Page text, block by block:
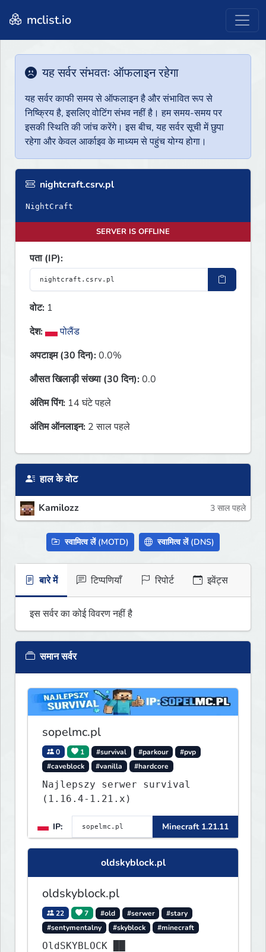
mclist.io
यह सर्वर संभवतः ऑफलाइन रहेगा
यह सर्वर काफी समय से ऑफलाइन है और संभावित रूप से
निष्क्रिय है, इसलिए वोटिंग संभव नहीं है। हम समय-समय पर
इसकी स्थिति की जांच करेंगे। इस बीच, यह सर्वर सूची में छुपा
रहेगा और केवल आर्काइव के माध्यम से पहुंच योग्य होगा।
nightcraft.csrv.pl
NightCraft
SERVER IS OFFLINE
पता (IP):
वोट: 1
देश:
पोलैंड
अपटाइम (30 दिन):0.0%
औसत खिलाड़ी संख्या (30 दिन):0.0
अंतिम पिंग: 14 घंटे पहले
अंतिम ऑनलाइन: 2 साल पहले
हाल के वोट
Kamilozz 3 साल पहले
स्वामित्व लें (MOTD) स्वामित्व लें (DNS)
बारे में टिप्पणियाँ रिपोर्ट इवेंट्स
इस सर्वर का कोई विवरण नहीं है
समान सर्वर
sopelmc.pl
0 1 #survival #parkour
#pvp
#caveblock
#vanilla #hardcore
Najlepszy serwer survival
(1.16.4-1.21.x)
IP: Minecraft 1.21.11
oldskyblock.pl
oldskyblock.pl
22 7 #old #serwer
#stary
#sentymentalny
#skyblock #minecraft
OldSKYBLOCK ██